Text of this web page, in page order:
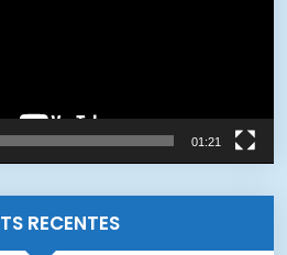
01:21
RECENTES